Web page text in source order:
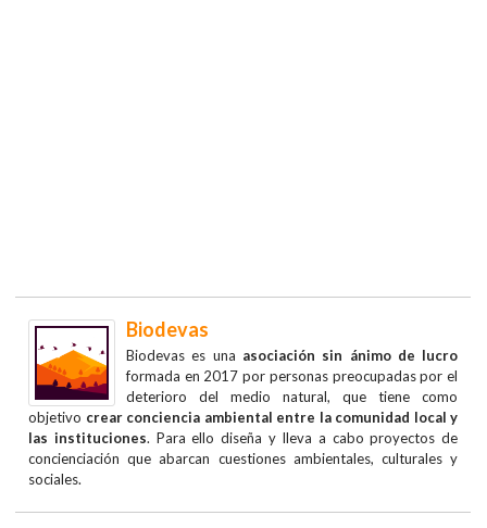
Biodevas
Biodevas es una asociación sin ánimo de lucro
formada en 2017 por personas preocupadas por el
deterioro del medio natural, que tiene como
objetivo crear conciencia ambiental entre la comunidad local y
las instituciones. Para ello diseña y lleva a cabo proyectos de
concienciación que abarcan cuestiones ambientales, culturales y
sociales.